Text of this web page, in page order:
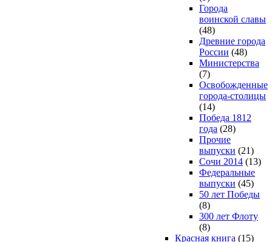
Города
воинской славы
(48)
Древние города
России (48)
Министерства
(7)
Освобожденные
города-столицы
(14)
Победа 1812
года (28)
Прочие
выпуски (21)
Сочи 2014 (13)
Федеральные
выпуски (45)
50 лет Победы
(8)
300 лет Флоту
(8)
Красная книга (15)